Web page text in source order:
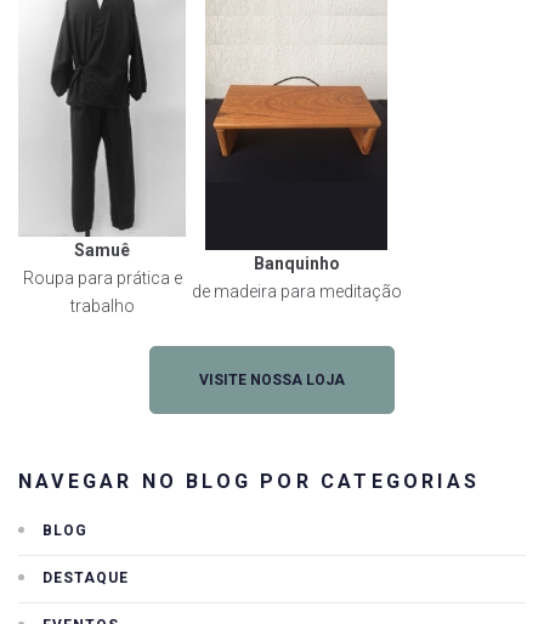
Samuê
Roupa para prática e
trabalho
Banquinho
de madeira para meditação
VISITE NOSSA LOJA
NAVEGAR NO BLOG POR CATEGORIAS
BLOG
DESTAQUE